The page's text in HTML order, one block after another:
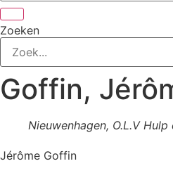
Zoeken
Goffin,
Nieuwenhagen, O.L.V
Jérôme Goffin